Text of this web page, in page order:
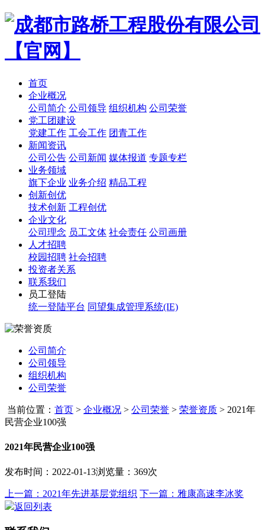
首页
企业概况
公司简介 公司领导 组织机构 公司荣誉
党工团建设
党建工作 工会工作 团青工作
新闻资讯
公司公告 公司新闻 媒体报道 专题专栏
业务领域
旗下企业 业务介绍 精品工程
创新创优
技术创新 工程创优
企业文化
公司理念 员工文体 社会责任 公司画册
人才招聘
校园招聘 社会招聘
投资者关系
联系我们
员工登陆
统一登陆平台 同望集成管理系统(IE)
公司简介
公司领导
组织机构
公司荣誉
当前位置： 首页 > 企业概况 > 公司荣誉 > 荣誉资质 > 2021年
民营企业100强
2021年民营企业100强
发布时间：2022-01-13浏览量：369次
上一篇：2021年先进基层党组织 下一篇：雅康高速李冰奖
返回列表